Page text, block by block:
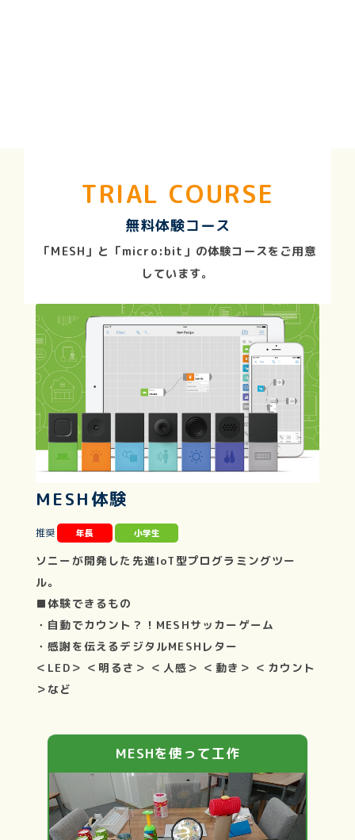
TRIAL COURSE
無料体験コース
「MESH」と「micro:bit」の体験コースをご用意
しています。
MESH体験
推奨 年長 小学生
ソニーが開発した先進IoT型プログラミングツー
ル。
■体験できるもの
・自動でカウント？！MESHサッカーゲーム
・感謝を伝えるデジタルMESHレター
＜LED＞ ＜明るさ＞ ＜人感＞ ＜動き＞ ＜カウント
＞など
MESHを使って工作